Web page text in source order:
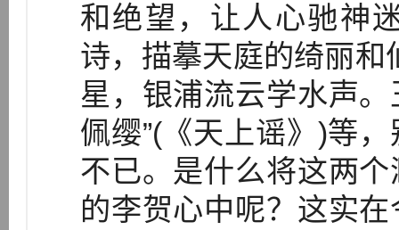
和绝望，让人心驰神
诗，描摹天庭的绮丽和
星，银浦流云学水声
佩缨”(《天上谣》)等
不已。是什么将这两
的李贺心中呢？这实